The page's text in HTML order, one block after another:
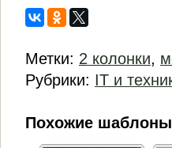
Метки: 2 колонки,
Рубрики: IT и
Похожие